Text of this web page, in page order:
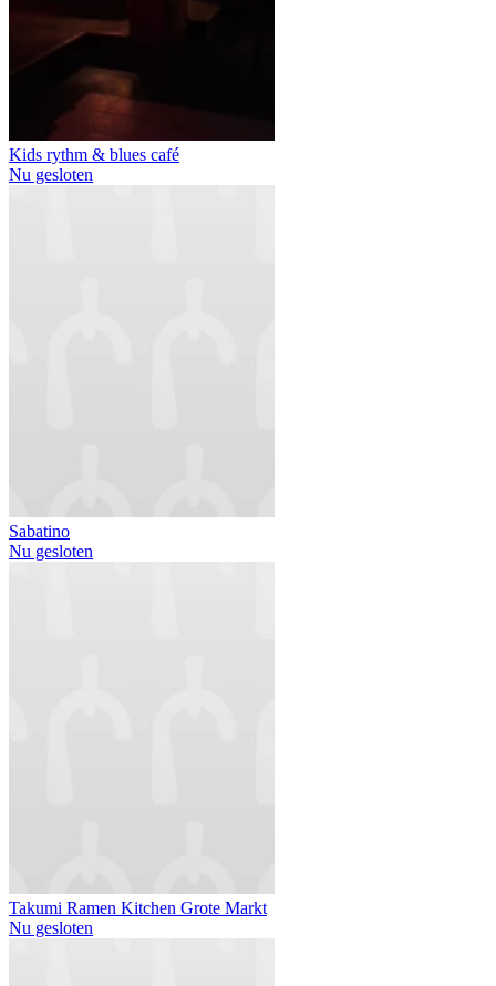
Kids rythm & blues café
Nu gesloten
Sabatino
Nu gesloten
Takumi Ramen Kitchen Grote Markt
Nu gesloten